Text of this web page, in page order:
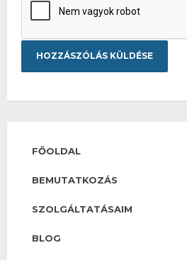
FŐOLDAL
BEMUTATKOZÁS
SZOLGÁLTATÁSAIM
BLOG